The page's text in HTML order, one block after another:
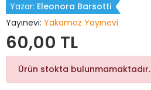
Yazar: Eleonora Barsotti
Yayınevi: Yakamoz Yayınevi
60,00 TL
Ürün stokta bulunmamaktadır.